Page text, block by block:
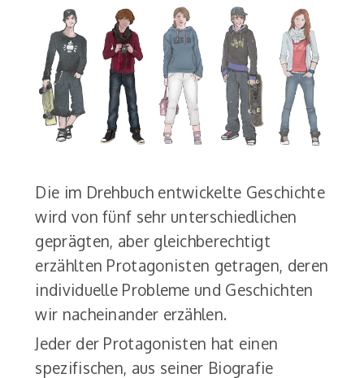
Die im Drehbuch entwickelte Geschichte
wird von fünf sehr unterschiedlichen
geprägten, aber gleichberechtigt
erzählten Protagonisten getragen, deren
individuelle Probleme und Geschichten
wir nacheinander erzählen.
Jeder der Protagonisten hat einen
spezifischen, aus seiner Biografie